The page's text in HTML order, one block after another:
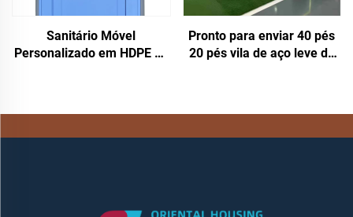
Sanitário Móvel
Personalizado em HDPE de
Acampamento ao Ar Livre
Pronto para enviar 40 pés
20 pés vila de aço leve de